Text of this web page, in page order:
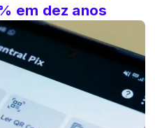
em dez anos